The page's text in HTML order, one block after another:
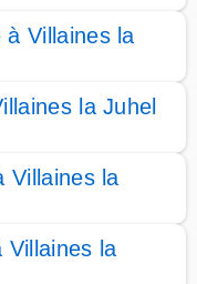
Villaines la
la Juhel
Villaines la
Villaines la